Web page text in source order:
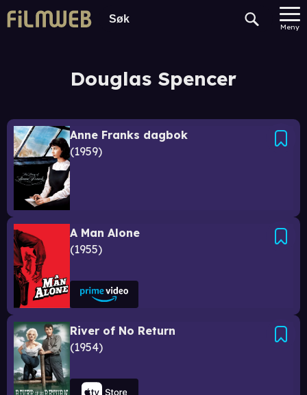
Meny
Douglas Spencer
Anne Franks dagbok
1959
A Man Alone
1955
River of No Return
1954